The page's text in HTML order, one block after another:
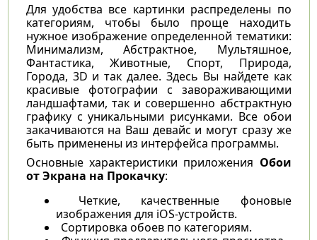
Для удобства все картинки распределены по
категориям, чтобы было проще находить
нужное изображение определенной тематики:
Минимализм, Абстрактное, Мультяшное,
Фантастика, Животные, Спорт, Природа,
Города, 3D и так далее. Здесь Вы найдете как
красивые фотографии с завораживающими
ландшафтами, так и совершенно абстрактную
графику с уникальными рисунками. Все обои
закачиваются на Ваш девайс и могут сразу же
быть применены из интерфейса программы.
Основные характеристики приложения Обои
от Экрана на Прокачку:
Четкие, качественные фоновые
изображения для iOS-устройств.
Сортировка обоев по категориям.